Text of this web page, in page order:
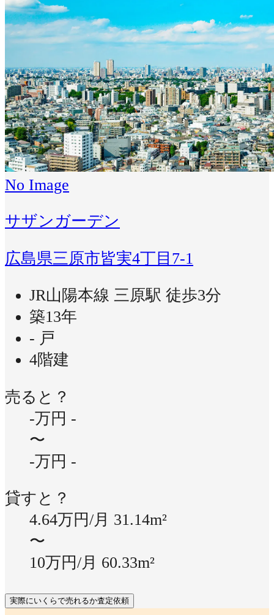
No Image
サザンガーデン
広島県三原市皆実4丁目7-1
JR山陽本線 三原駅 徒歩3分
築13年
- 戸
4階建
売ると？
-万円 -
〜
-万円 -
貸すと？
4.64万円/月 31.14m²
〜
10万円/月 60.33m²
実際にいくらで売れるか査定依頼